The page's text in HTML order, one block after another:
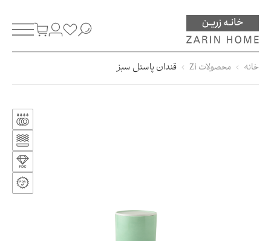
خانه محصولات Zi قندان پاستل سبز